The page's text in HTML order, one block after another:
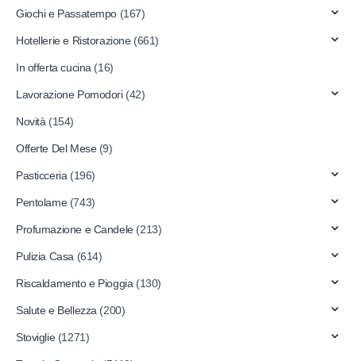
Giochi e Passatempo (167)
Hotellerie e Ristorazione (661)
In offerta cucina (16)
Lavorazione Pomodori (42)
Novità (154)
Offerte Del Mese (9)
Pasticceria (196)
Pentolame (743)
Profumazione e Candele (213)
Pulizia Casa (614)
Riscaldamento e Pioggia (130)
Salute e Bellezza (200)
Stoviglie (1271)